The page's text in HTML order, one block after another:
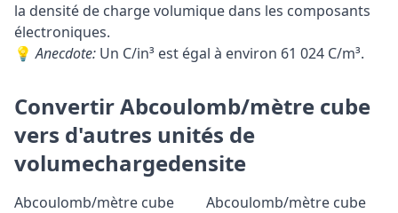
la densité de charge volumique dans les composants
électroniques.
💡Anecdote: Un C/in³ est égal à environ 61 024 C/m³.
Convertir Abcoulomb/mètre cube
vers d'autres unités de
volumechargedensite
Abcoulomb/mètre cube
Abcoulomb/mètre cube